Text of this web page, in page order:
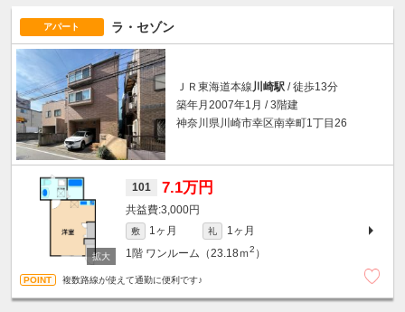
アパート ラ・セゾン
ＪＲ東海道本線 川崎駅 / 徒歩13分
築年月2007年1月 / 3階建
神奈川県川崎市幸区南幸町1丁目26
101 7.1万円
3,000円
敷 1ヶ月 礼
1ヶ月
1階 ワンルーム（23.18ｍ2 ）
複数路線が使えて通勤に便利です♪